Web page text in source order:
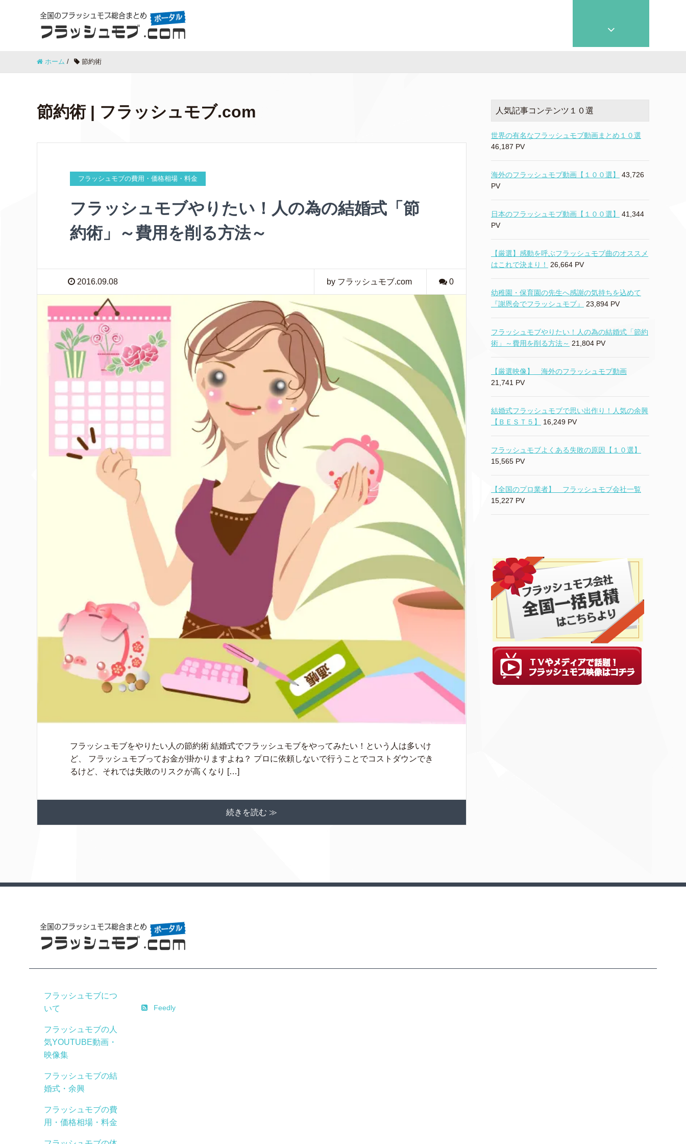
ホーム / 節約術
節約術 | フラッシュモブ.com
フラッシュモブの費用・価格相場・料金
フラッシュモブやりたい！人の為の結婚式「節
約術」～費用を削る方法～
2016.09.08 by フラッシュモブ.com 0
フラッシュモブをやりたい人の節約術 結婚式でフラッシュモブをやってみたい！という人は多いけ
ど、 フラッシュモブってお金が掛かりますよね？ プロに依頼しないで行うことでコストダウンでき
るけど、それでは失敗のリスクが高くなり […]
続きを読む ≫
人気記事コンテンツ１０選
世界の有名なフラッシュモブ動画まとめ１０選
46,187 PV
海外のフラッシュモブ動画【１００選】
43,726
PV
日本のフラッシュモブ動画【１００選】
41,344
PV
【厳選】感動を呼ぶフラッシュモブ曲のオススメ
はこれで決まり！
26,664 PV
幼稚園・保育園の先生へ感謝の気持ちを込めて
『謝恩会でフラッシュモブ』
23,894 PV
フラッシュモブやりたい！人の為の結婚式「節約
術」～費用を削る方法～ 21,804 PV
【厳選映像】 海外のフラッシュモブ動画
21,741 PV
結婚式フラッシュモブで思い出作り！人気の余興
【ＢＥＳＴ５】
16,249 PV
フラッシュモブよくある失敗の原因【１０選】
15,565 PV
【全国のプロ業者】 フラッシュモブ会社一覧
15,227 PV
フラッシュモブにつ
いて
フラッシュモブの人
気YOUTUBE動画・
映像集
フラッシュモブの結
婚式・余興
フラッシュモブの費
用・価格相場・料金
Feedly